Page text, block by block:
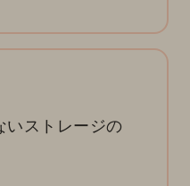
いストレージの